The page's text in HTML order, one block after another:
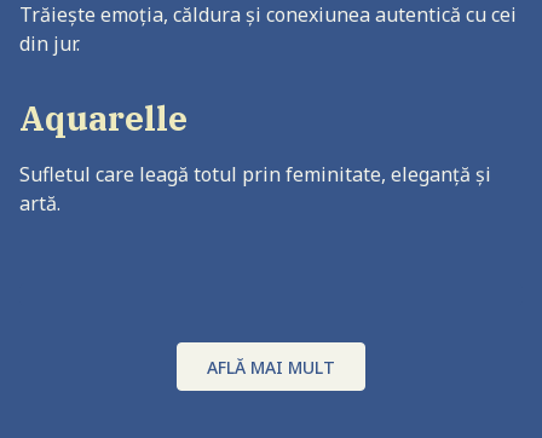
Trăiește emoția, căldura și conexiunea autentică cu cei
din jur.
Aquarelle
Sufletul care leagă totul prin feminitate, eleganță și
artă.
AFLĂ MAI MULT